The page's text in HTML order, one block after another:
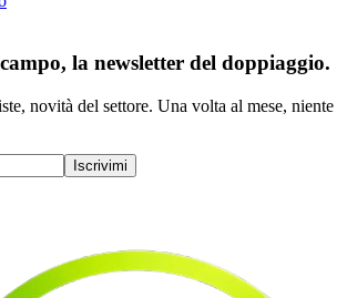
, la newsletter del doppiaggio.
novità del settore. Una volta al mese, niente
Iscrivimi